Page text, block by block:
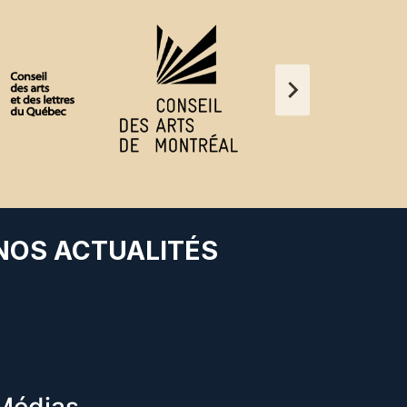
ACTUALITÉS